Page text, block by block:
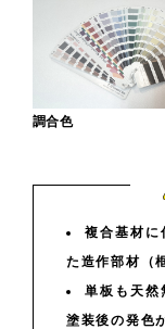
調合色
複合基材に
た造作部材（
単板も天然
塗装後の発色